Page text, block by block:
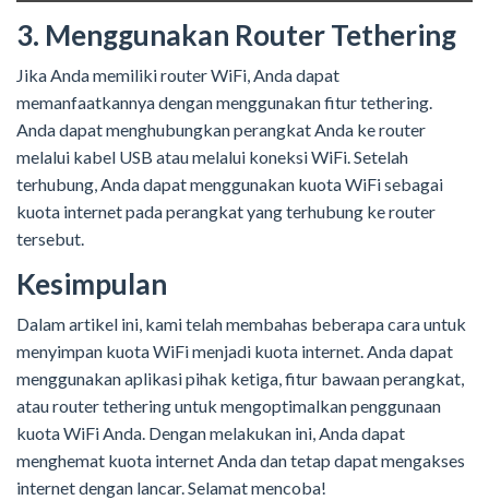
3. Menggunakan Router Tethering
Jika Anda memiliki router WiFi, Anda dapat
memanfaatkannya dengan menggunakan fitur tethering.
Anda dapat menghubungkan perangkat Anda ke router
melalui kabel USB atau melalui koneksi WiFi. Setelah
terhubung, Anda dapat menggunakan kuota WiFi sebagai
kuota internet pada perangkat yang terhubung ke router
tersebut.
Kesimpulan
Dalam artikel ini, kami telah membahas beberapa cara untuk
menyimpan kuota WiFi menjadi kuota internet. Anda dapat
menggunakan aplikasi pihak ketiga, fitur bawaan perangkat,
atau router tethering untuk mengoptimalkan penggunaan
kuota WiFi Anda. Dengan melakukan ini, Anda dapat
menghemat kuota internet Anda dan tetap dapat mengakses
internet dengan lancar. Selamat mencoba!